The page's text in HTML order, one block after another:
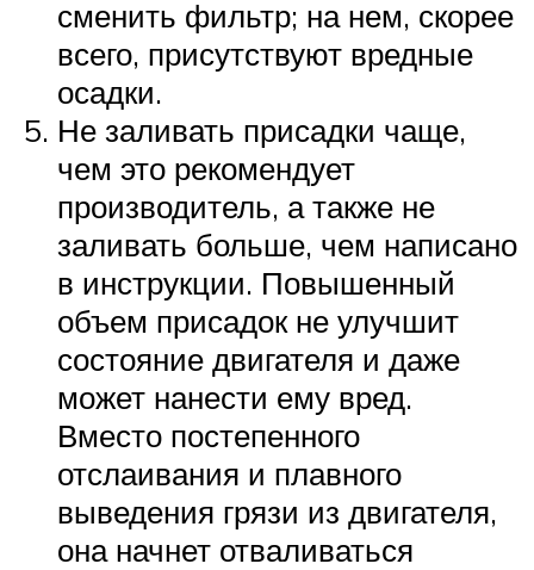
сменить фильтр; на нем, скорее
всего, присутствуют вредные
осадки.
Не заливать присадки чаще,
чем это рекомендует
производитель, а также не
заливать больше, чем написано
в инструкции. Повышенный
объем присадок не улучшит
состояние двигателя и даже
может нанести ему вред.
Вместо постепенного
отслаивания и плавного
выведения грязи из двигателя,
она начнет отваливаться